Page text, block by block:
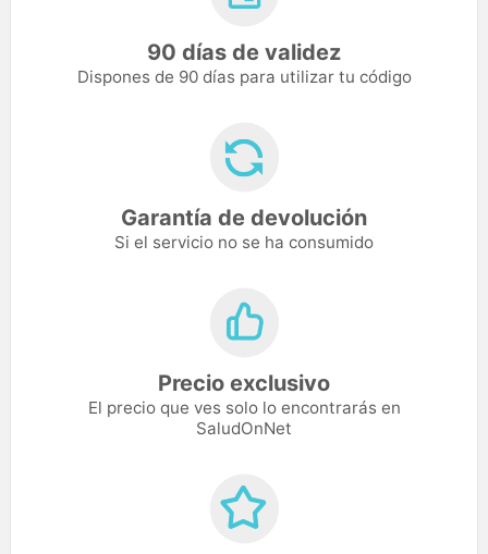
90 días de validez
Dispones de 90 días para utilizar tu código
Garantía de devolución
Si el servicio no se ha consumido
Precio exclusivo
El precio que ves solo lo encontrarás en
SaludOnNet